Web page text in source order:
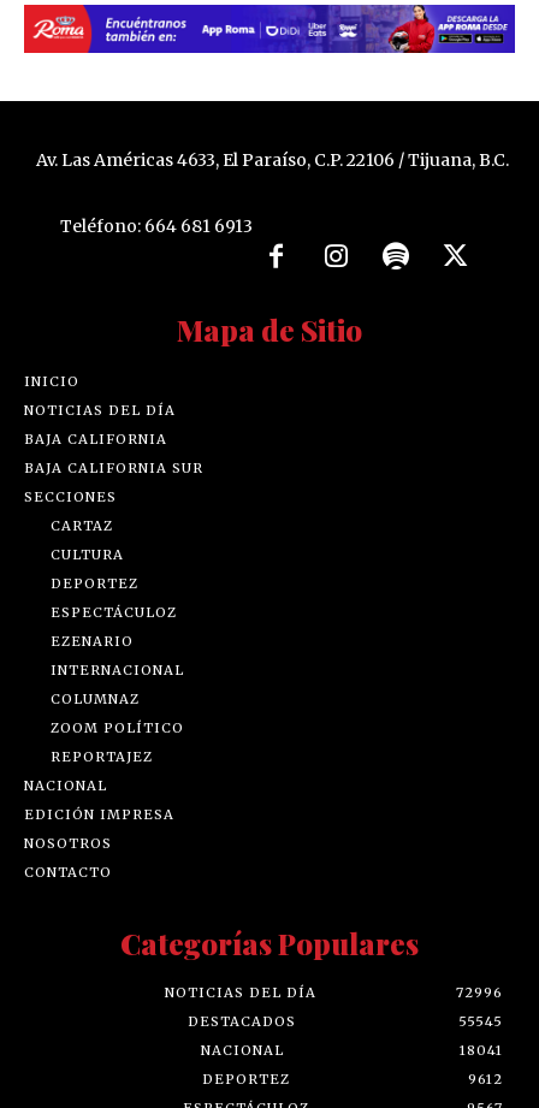
Av. Las Américas 4633, El Paraíso, C.P. 22106 / Tijuana, B.C.
Teléfono: 664 681 6913
Mapa de Sitio
INICIO
NOTICIAS DEL DÍA
BAJA CALIFORNIA
BAJA CALIFORNIA SUR
SECCIONES
CARTAZ
CULTURA
DEPORTEZ
ESPECTÁCULOZ
EZENARIO
INTERNACIONAL
COLUMNAZ
ZOOM POLÍTICO
REPORTAJEZ
NACIONAL
EDICIÓN IMPRESA
NOSOTROS
CONTACTO
Categorías Populares
NOTICIAS DEL DÍA
72996
DESTACADOS
55545
NACIONAL
18041
DEPORTEZ
9612